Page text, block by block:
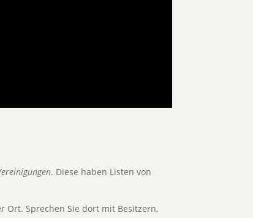
. Diese haben Listen von
Ort. Sprechen Sie dort mit Besitzern,